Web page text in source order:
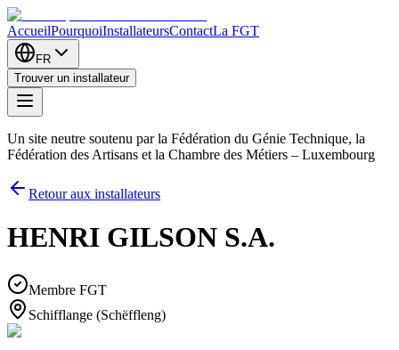
AccueilPourquoiInstallateursContactLa FGT
FR
Trouver un installateur
Un site neutre soutenu par la Fédération du Génie Technique, la
Fédération des Artisans et la Chambre des Métiers – Luxembourg
Retour aux installateurs
HENRI GILSON S.A.
Membre FGT
Schifflange (Schëffleng)